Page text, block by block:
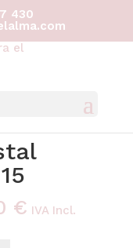
430
€ IVA Incl.